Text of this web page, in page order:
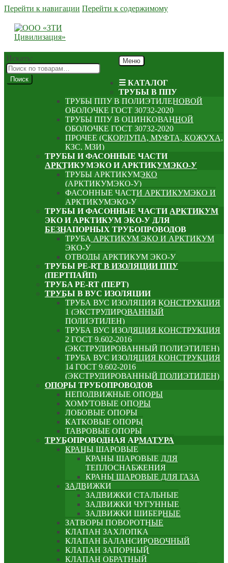
Перейти к навигации Перейти к содержимому
Искать:
Поиск
Меню
☰ КАТАЛОГ
ТРУБЫ В ППУ
ТРУБЫ ППУ В ПОЛИЭТИЛЕНОВОЙ
ОБОЛОЧКЕ ГОСТ 30732-2020
ТРУБЫ ППУ В ОЦИНКОВАННОЙ
ОБОЛОЧКЕ ГОСТ 30732-2020
ПРОЧЕЕ (СКОРЛУПА, МУФТА, КОЖУХА,
КЗС, МЗИ)
ТРУБЫ И ФАСОННЫЕ ЧАСТИ
АРКТИКУМЭКО И АРКТИКУМЭКО-У
ТРУБЫ АРКТИКУМЭКО
(АРКТИКУМЭКО-У)
ФАСОННЫЕ ЧАСТИ АРКТИКУМЭКО И
АРКТИКУМЭКО-У
ТРУБЫ И ФАСОННЫЕ ЧАСТИ АРКТИКУМ
ЭКО И АРКТИКУМ ЭКО-У ДЛЯ
БЕЗНАПОРНЫХ ТРУБОПРОВОДОВ
ТРУБА АРКТИКУМ ЭКО И АРКТИКУМ
ЭКО-У
ОТВОДЫ АРКТИКУМ ЭКО-У
ТРУБЫ PE-RT В ИЗОЛЯЦИИ ППУ
(ПЕРТПАЙП)
⁠ТРУБA PE-RT (ПЕРТ)
ТРУБЫ В ВУС ИЗОЛЯЦИИ
ТРУБА ВУС ИЗОЛЯЦИЯ КОНСТРУКЦИЯ
1 (ЭКСТРУДИРОВАННЫЙ
ПОЛИЭТИЛЕН)
ТРУБА ВУС ИЗОЛЯЦИЯ КОНСТРУКЦИЯ
2 ГОСТ 9.602-2016
(ЭКСТРУДИРОВАННЫЙ ПОЛИЭТИЛЕН)
ТРУБА ВУС ИЗОЛЯЦИЯ КОНСТРУКЦИЯ
14 ГОСТ 9.602-2016
(ЭКСТРУДИРОВАННЫЙ ПОЛИЭТИЛЕН)
ОПОРЫ ТРУБОПРОВОДОВ
НЕПОДВИЖНЫЕ ОПОРЫ
ХОМУТОВЫЕ ОПОРЫ
ЛОБОВЫЕ ОПОРЫ
КАТКОВЫЕ ОПОРЫ
ТАВРОВЫЕ ОПОРЫ
ТРУБОПРОВОДНАЯ АРМАТУРА
КРАНЫ ШАРОВЫЕ
КРАНЫ ШАРОВЫЕ ДЛЯ
ТЕПЛОСНАБЖЕНИЯ
КРАНЫ ШАРОВЫЕ ДЛЯ ГАЗА
ЗАДВИЖКИ
ЗАДВИЖКИ СТАЛЬНЫЕ
ЗАДВИЖКИ ЧУГУННЫЕ
ЗАДВИЖКИ ШИБЕРНЫЕ
ЗАТВОРЫ ПОВОРОТНЫЕ
КЛАПАН ЗАХЛОПКА
КЛАПАН БАЛАНСИРОВОЧНЫЙ
КЛАПАН ЗАПОРНЫЙ
КЛАПАН ОБРАТНЫЙ